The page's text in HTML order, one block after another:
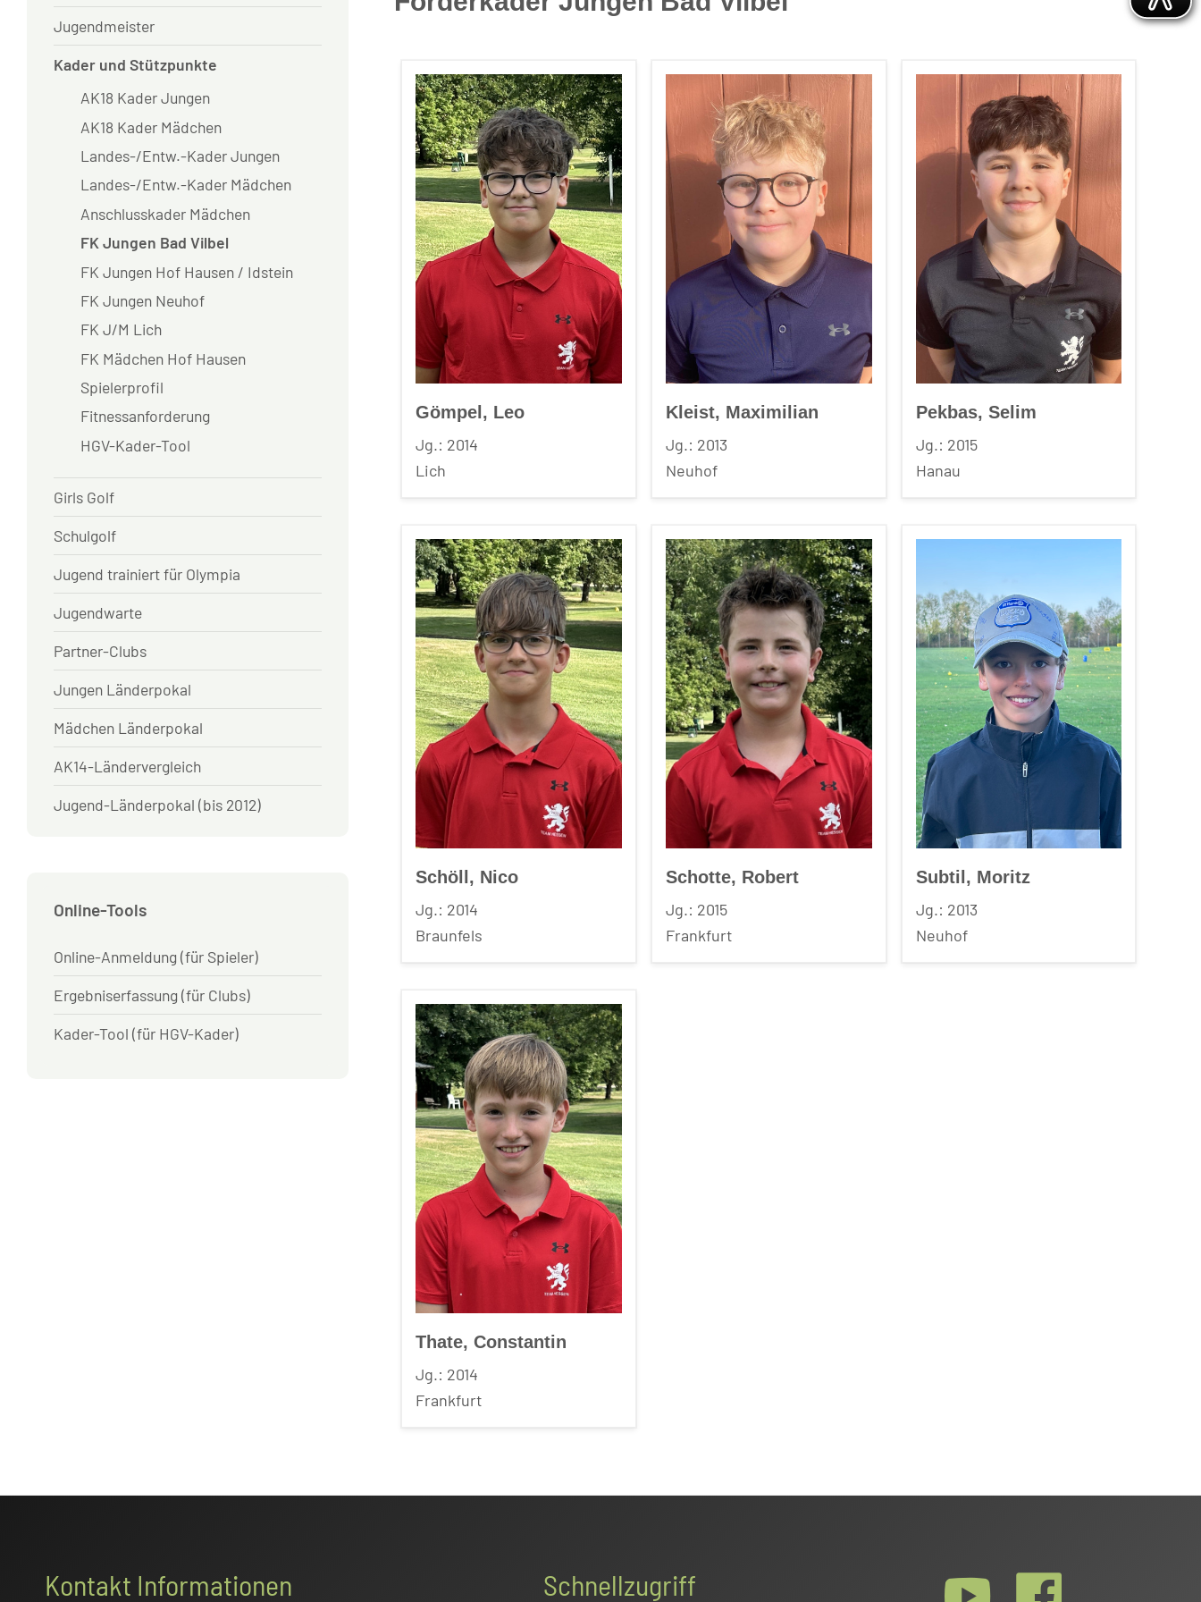
Gömpel, Leo
Jg.: 2014
Lich
Kleist, Maximilian
Jg.: 2013
Neuhof
Pekbas, Selim
Jg.: 2015
Hanau
Schöll, Nico
Jg.: 2014
Braunfels
Schotte, Robert
Jg.: 2015
Frankfurt
Subtil, Moritz
Jg.: 2013
Neuhof
Thate, Constantin
Jg.: 2014
Frankfurt
Jugendmeister
Kader und Stützpunkte
AK18 Kader Jungen
AK18 Kader Mädchen
Landes-/Entw.-Kader Jungen
Landes-/Entw.-Kader Mädchen
Anschlusskader Mädchen
FK Jungen Bad Vilbel
FK Jungen Hof Hausen / Idstein
FK Jungen Neuhof
FK J/M Lich
FK Mädchen Hof Hausen
Spielerprofil
Fitnessanforderung
HGV-Kader-Tool
Girls Golf
Schulgolf
Jugend trainiert für Olympia
Jugendwarte
Partner-Clubs
Jungen Länderpokal
Mädchen Länderpokal
AK14-Ländervergleich
Jugend-Länderpokal (bis 2012)
Online-Tools
Online-Anmeldung (für Spieler)
Ergebniserfassung (für Clubs)
Kader-Tool (für HGV-Kader)
Kontakt Informationen Schnellzugriff